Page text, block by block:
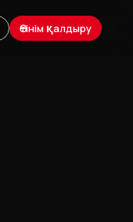
Өтінім қалдыру